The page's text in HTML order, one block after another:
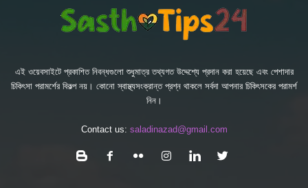
এই ওয়েবসাইটে প্রকাশিত নিবন্ধগুলো শুধুমাত্র তথ্যগত উদ্দেশ্যে প্রদান করা হয়েছে এবং পেশাদার
চিকিৎসা পরামর্শের বিকল্প নয়। কোনো স্বাস্থ্যসংক্রান্ত প্রশ্ন থাকলে সর্বদা আপনার চিকিৎসকের পরামর্শ
নিন।
Contact us: saladinazad@gmail.com